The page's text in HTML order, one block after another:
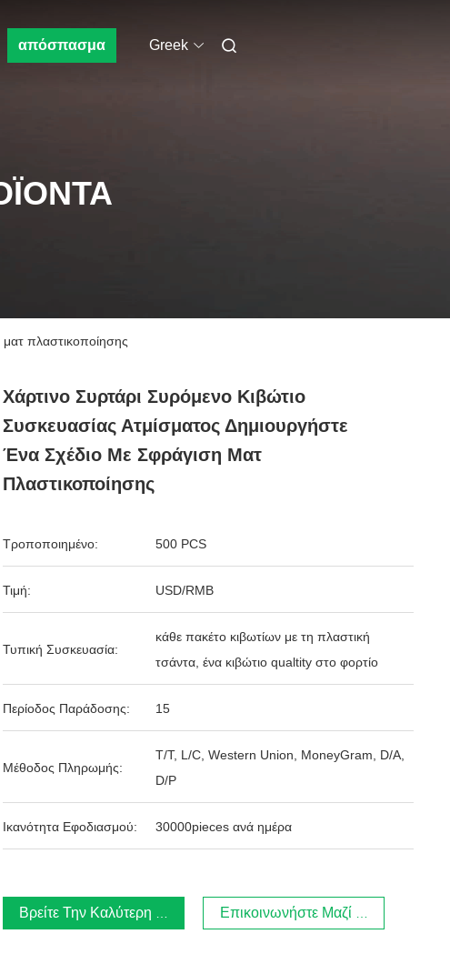
απόσπασμα Greek
πλαστικοποίησης
Χάρτινο Συρτάρι Συρόμενο Κιβώτιο
Συσκευασίας Ατμίσματος Δημιουργήστε
Ένα Σχέδιο Με Σφράγιση Ματ
Πλαστικοποίησης
Τροποποιημένο: 500 PCS
Τιμή: USD/RMB
Τυπική Συσκευασία:
κάθε πακέτο κιβωτίων με τη πλαστική
τσάντα, ένα κιβώτιο qualtity στο φορτίο
Περίοδος Παράδοσης: 15
Μέθοδος Πληρωμής:
T/T, L/C, Western Union, MoneyGram, D/A,
D/P
Ικανότητα Εφοδιασμού: 30000pieces ανά ημέρα
Βρείτε Την Καλύτερη Τιμή Επικοινωνήστε Μαζί Μας.